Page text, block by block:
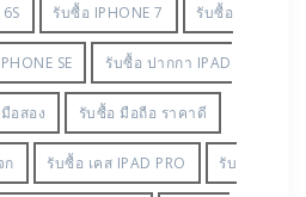
รับซื้อ IPHONE 7 รับซื้อ
SE รับซื้อ ปากกา IPAD
อสอง รับซื้อ มือถือ ราคาดี
ก รับซื้อ เคส IPAD PRO รับ